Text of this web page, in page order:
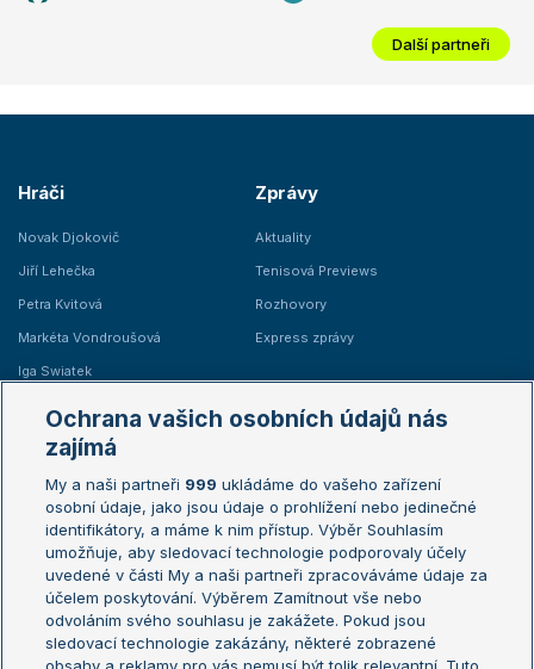
Další partneři
Hráči
Novak Djokovič
Jiří Lehečka
Petra Kvitová
Markéta Vondroušová
Iga Swiatek
Zprávy
Aktuality
Tenisová Previews
Rozhovory
Express zprávy
Žebříčky
Žebříček ATP (muži)
Žebříček WTA (ženy)
Sázkařský žebříček
Australian Open
French Open
Wimbledon
US Open
Turnaj mistrů
Turnaj mistryň
Ochrana vašich osobních údajů nás
zajímá
My a naši partneři 999 ukládáme do vašeho zařízení
osobní údaje, jako jsou údaje o prohlížení nebo jedinečné
identifikátory, a máme k nim přístup. Výběr Souhlasím
umožňuje, aby sledovací technologie podporovaly účely
uvedené v části My a naši partneři zpracováváme údaje za
účelem poskytování. Výběrem Zamítnout vše nebo
odvoláním svého souhlasu je zakážete. Pokud jsou
sledovací technologie zakázány, některé zobrazené